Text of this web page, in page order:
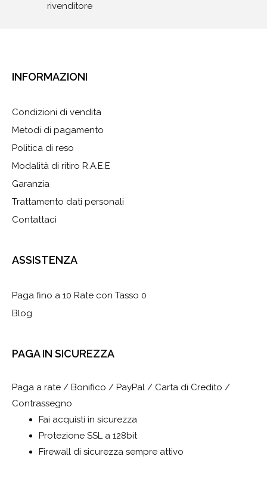
rivenditore
INFORMAZIONI
Condizioni di vendita
Metodi di pagamento
Politica di reso
Modalità di ritiro R.A.E.E
Garanzia
Trattamento dati personali
Contattaci
ASSISTENZA
Paga fino a 10 Rate con Tasso 0
Blog
PAGA IN SICUREZZA
Paga a rate / Bonifico / PayPal / Carta di Credito /
Contrassegno
Fai acquisti in sicurezza
Protezione SSL a 128bit
Firewall di sicurezza sempre attivo